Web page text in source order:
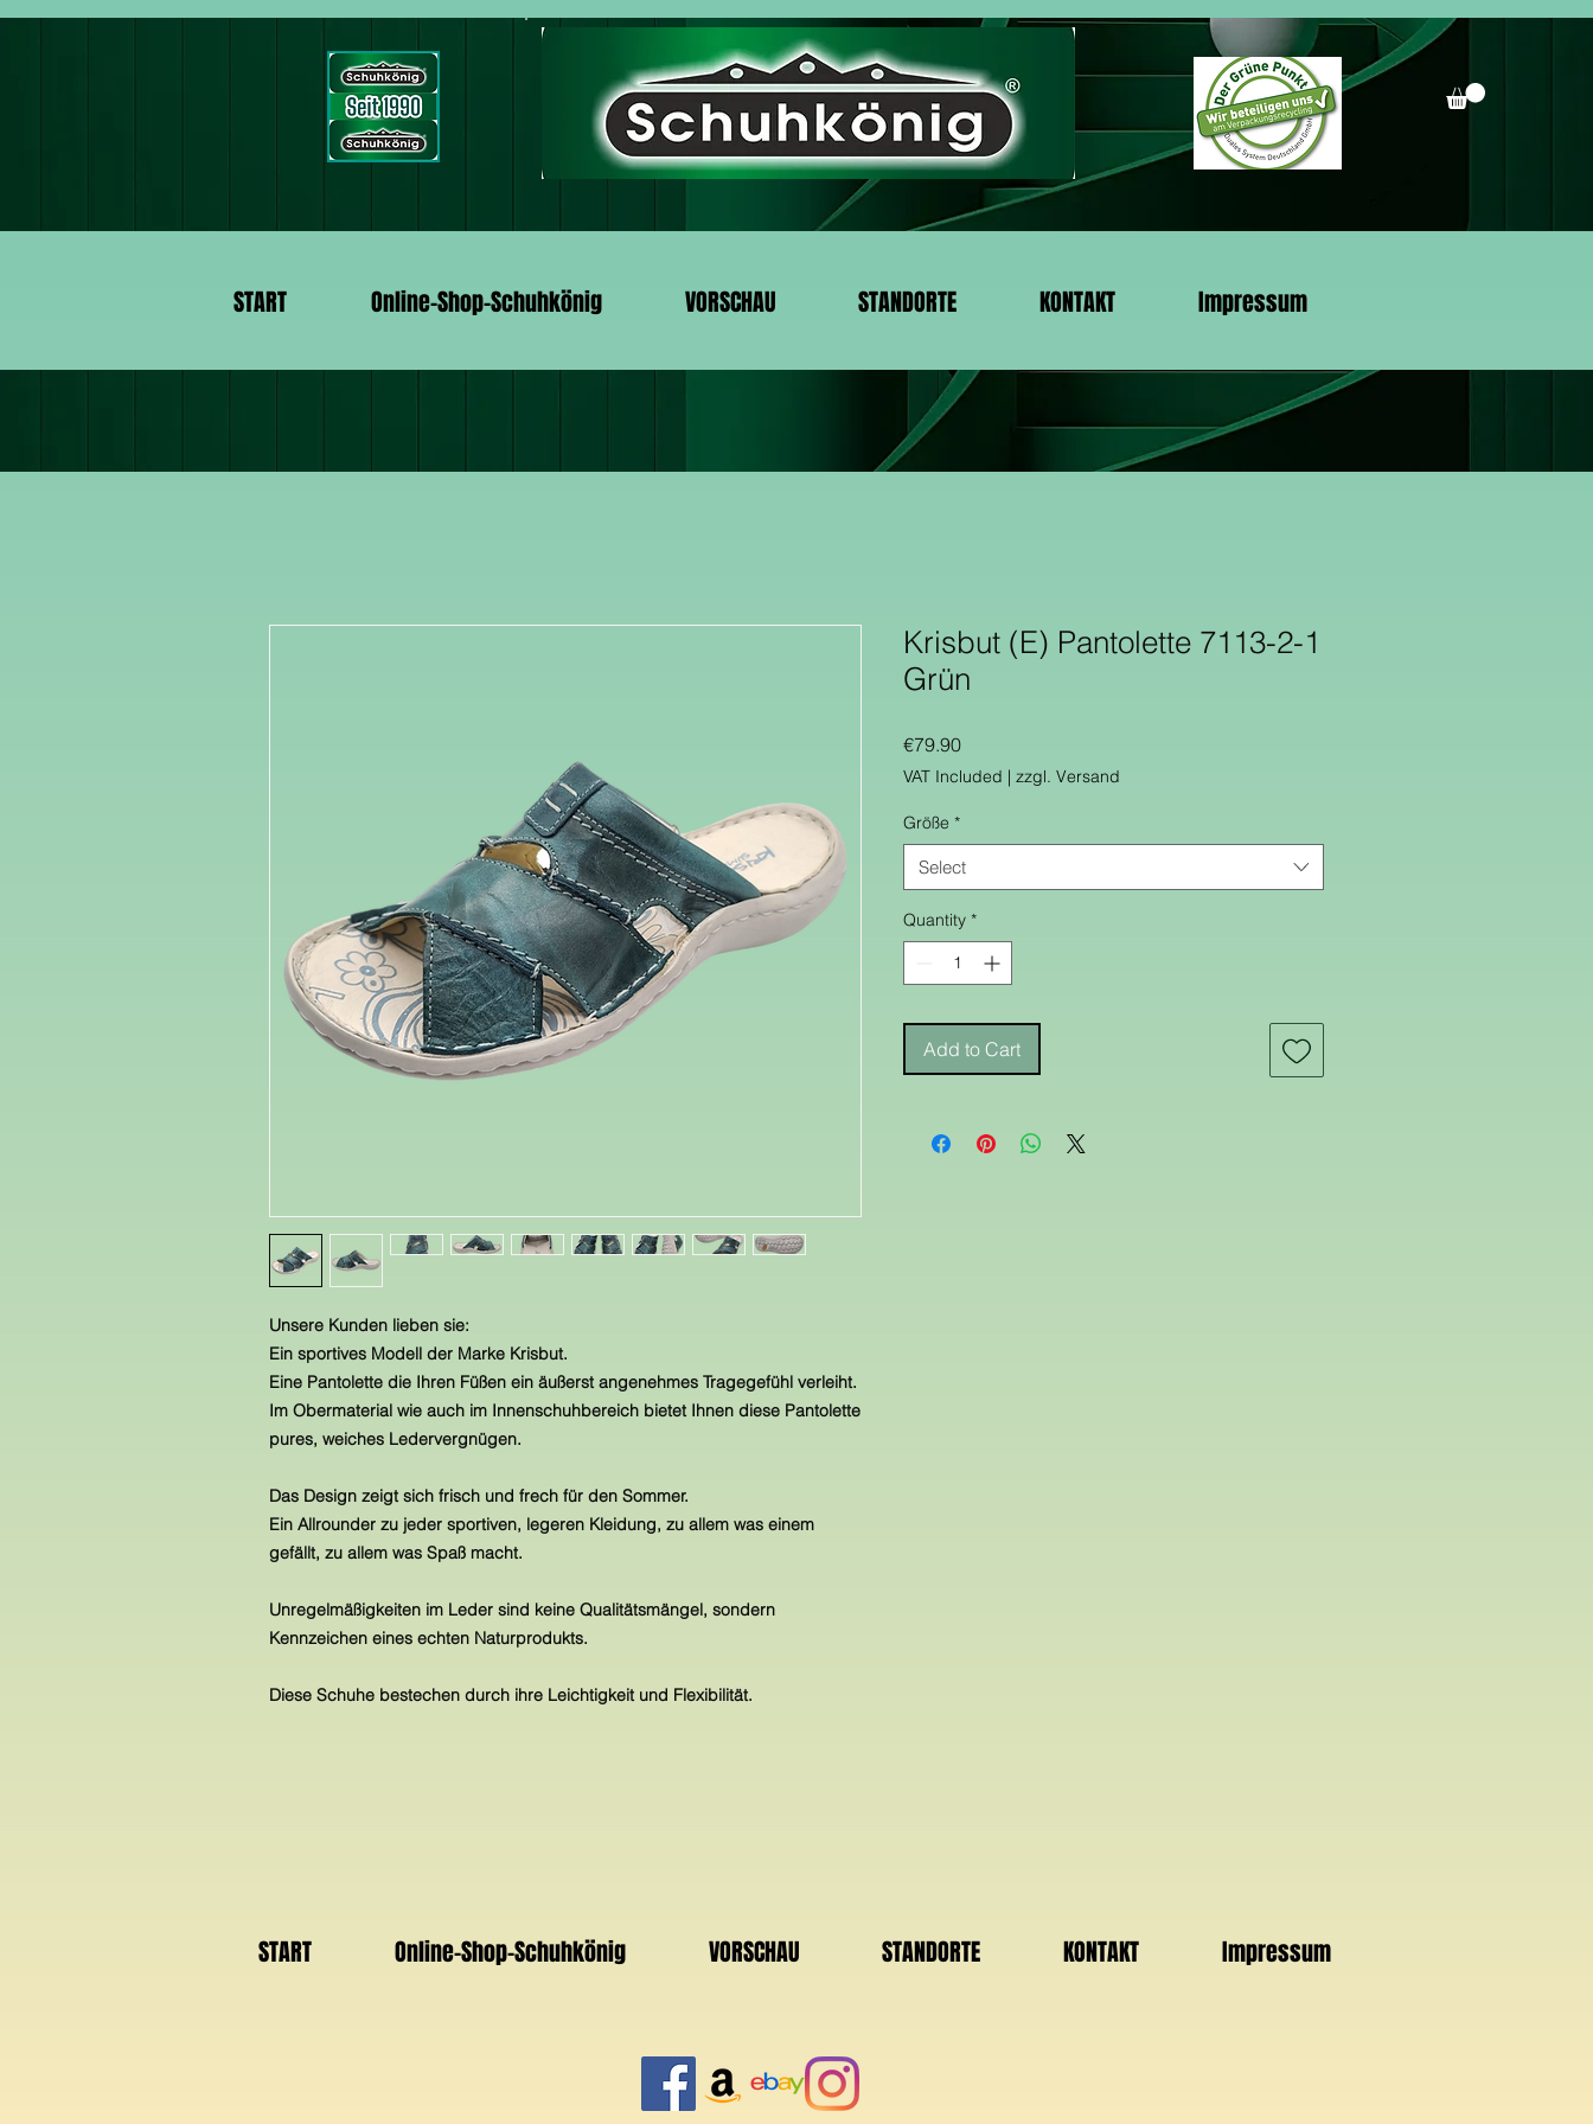
START Online-Shop-Schuhkönig VORSCHAU STANDORTE KONTAKT Impressum
Unsere Kunden lieben sie:
Ein sportives Modell der Marke Krisbut.
Eine Pantolette die Ihren Füßen ein äußerst angenehmes Tragegefühl verleiht.
Im Obermaterial wie auch im Innenschuhbereich bietet Ihnen diese Pantolette
pures, weiches Ledervergnügen.
Das Design zeigt sich frisch und frech für den Sommer.
Ein Allrounder zu jeder sportiven, legeren Kleidung, zu allem was einem
gefällt, zu allem was Spaß macht.
Unregelmäßigkeiten im Leder sind keine Qualitätsmängel, sondern
Kennzeichen eines echten Naturprodukts.
Diese Schuhe bestechen durch ihre Leichtigkeit und Flexibilität.
Krisbut (E) Pantolette 7113-2-1
Grün
€79.90Price
VAT Included | zzgl. Versand
Größe *
Select
Quantity *
Add to Cart
START Online-Shop-Schuhkönig VORSCHAU STANDORTE KONTAKT Impressum